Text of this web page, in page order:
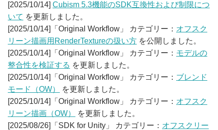
[2025/10/14] Cubism 5.3機能のSDK互換性および制限につ
いて を更新しました。
[2025/10/14]「Original Workflow」 カテゴリー： オフスク
リーン描画用RenderTextureの扱い方 を公開しました。
[2025/10/14]「Original Workflow」 カテゴリー： モデルの
整合性を検証する を更新しました。
[2025/10/14]「Original Workflow」 カテゴリー： ブレンド
モード（OW）
を更新しました。
[2025/10/14]「Original Workflow」 カテゴリー： オフスク
リーン描画（OW）
を更新しました。
[2025/08/26]「SDK for Unity」 カテゴリー： オフスクリー